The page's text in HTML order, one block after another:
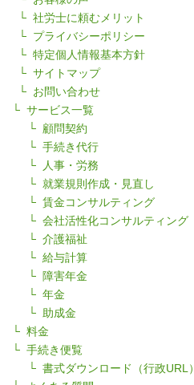
社労士に頼むメリット
プライバシーポリシー
特定個人情報基本方針
サイトマップ
お問い合わせ
サービス一覧
顧問契約
手続き代行
人事・労務
就業規則作成・見直し
賃金コンサルティング
会社活性化コンサルティング
介護福祉
給与計算
障害年金
年金
助成金
料金
手続き便覧
書式ダウンロード（行政URL）